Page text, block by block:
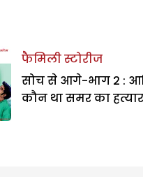
फैमिली स्टोरीज
सोच से आगे-भाग 2 :
कौन था समर का